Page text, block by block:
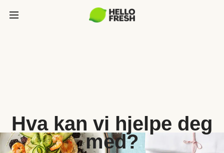
Hva kan vi hjelpe deg
med?